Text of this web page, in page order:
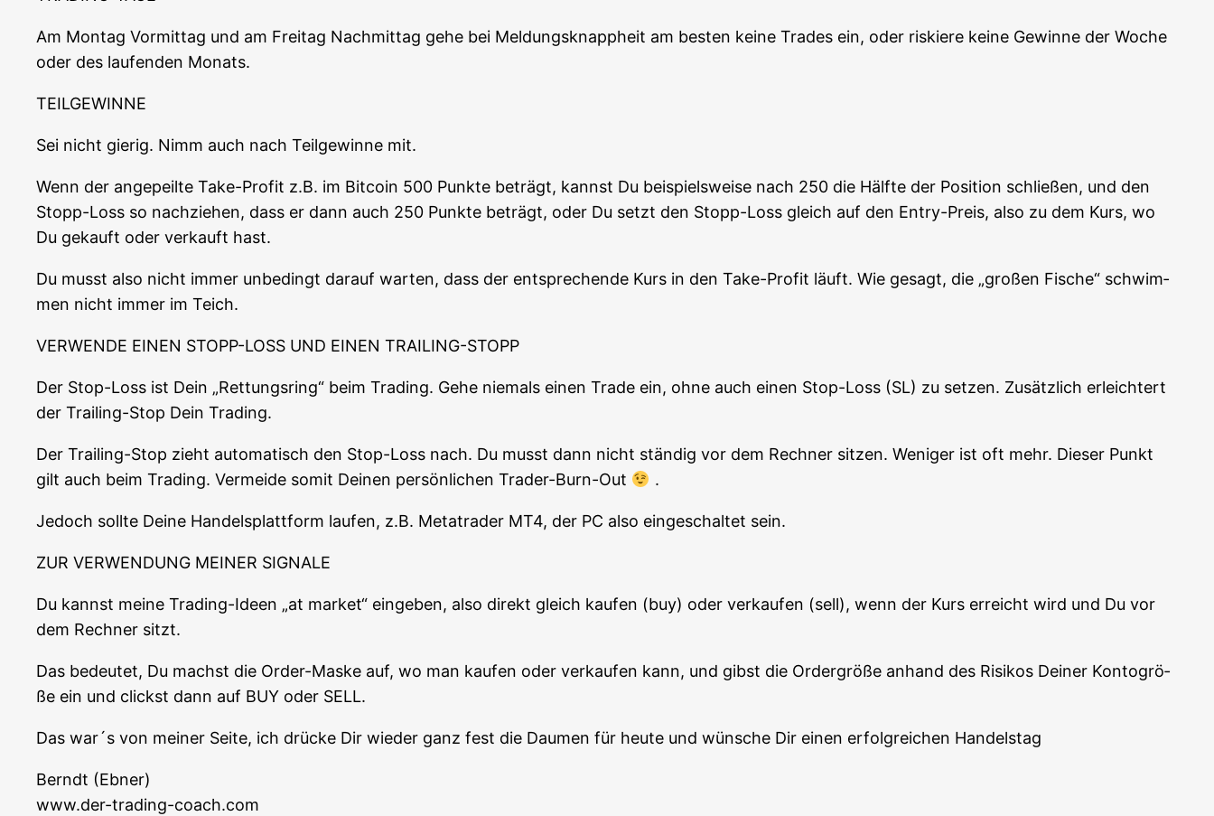
Am Mon­tag Vor­mit­tag und am Frei­tag Nach­mit­tag gehe bei Mel­dungs­knapp­heit am bes­ten kei­ne Trades ein, oder ris­kie­re kei­ne Gewin­ne der Woche
oder des lau­fen­den Monats.
TEILGEWINNE
Sei nicht gie­rig. Nimm auch nach Teil­ge­win­ne mit.
Wenn der ange­peil­te Take-Pro­fit z.B. im Bit­co­in 500 Punk­te beträgt, kannst Du bei­spiels­wei­se nach 250 die Hälf­te der Posi­ti­on schlie­ßen, und den
Stopp-Loss so nach­zie­hen, dass er dann auch 250 Punk­te beträgt, oder Du setzt den Stopp-Loss gleich auf den Ent­ry-Preis, also zu dem Kurs, wo
Du gekauft oder ver­kauft hast.
Du musst also nicht immer unbe­dingt dar­auf war­ten, dass der ent­spre­chen­de Kurs in den Take-Pro­fit läuft. Wie gesagt, die „gro­ßen Fische“ schwim­
men nicht immer im Teich.
VERWENDE EINEN STOPP-LOSS UND EINEN TRAILING-STOPP
Der Stop-Loss ist Dein „Ret­tungs­ring“ beim Tra­ding. Gehe nie­mals einen Trade ein, ohne auch einen Stop-Loss (SL) zu set­zen. Zusätz­lich erleich­tert
der Trai­ling-Stop Dein Trading.
Der Trai­ling-Stop zieht auto­ma­tisch den Stop-Loss nach. Du musst dann nicht stän­dig vor dem Rech­ner sit­zen. Weni­ger ist oft mehr. Die­ser Punkt
gilt auch beim Tra­ding. Ver­mei­de somit Dei­nen per­sön­li­chen Trader-Burn-Out
.
Jedoch soll­te Dei­ne Han­dels­platt­form lau­fen, z.B. Metat­rader MT4, der PC also ein­ge­schal­tet sein.
ZUR VERWENDUNG MEINER SIGNALE
Du kannst mei­ne Tra­ding-Ideen „at mar­ket“ ein­ge­ben, also direkt gleich kau­fen (buy) oder ver­kau­fen (sell), wenn der Kurs erreicht wird und Du vor
dem Rech­ner sitzt.
Das bedeu­tet, Du machst die Order-Mas­ke auf, wo man kau­fen oder ver­kau­fen kann, und gibst die Order­grö­ße anhand des Risi­kos Dei­ner Kon­to­grö­
ße ein und clickst dann auf BUY oder SELL.
Das war´s von mei­ner Sei­te, ich drü­cke Dir wie­der ganz fest die Dau­men für heu­te und wün­sche Dir einen erfolg­rei­chen Handelstag
Berndt (Ebner)
www.der-trading-coach.com